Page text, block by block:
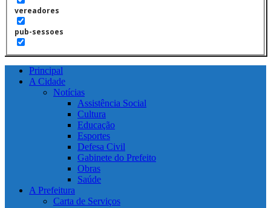
vereadores
pub-sessoes
Principal
A Cidade
Notícias
Assistência Social
Cultura
Educação
Esportes
Defesa Civil
Gabinete do Prefeito
Obras
Saúde
A Prefeitura
Carta de Serviços